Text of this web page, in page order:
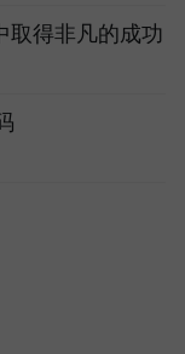
取得非凡的成功